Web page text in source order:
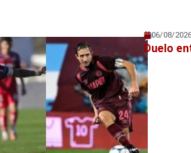
Veja
06/08/
Duelo